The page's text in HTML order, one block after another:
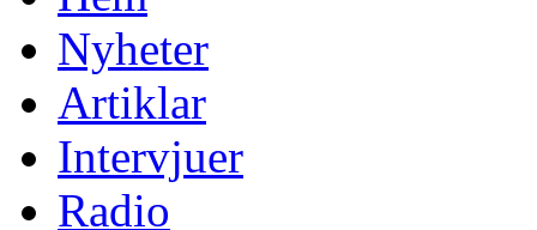
Nyheter
Artiklar
Intervjuer
Radio